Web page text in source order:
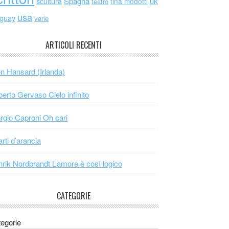
usa varie
ARTICOLI RECENTI
Hansard (Irlanda)
Gervaso Cielo infinito
Caproni Oh cari
d’arancia
Nordbrandt L’amore è così logico
CATEGORIE